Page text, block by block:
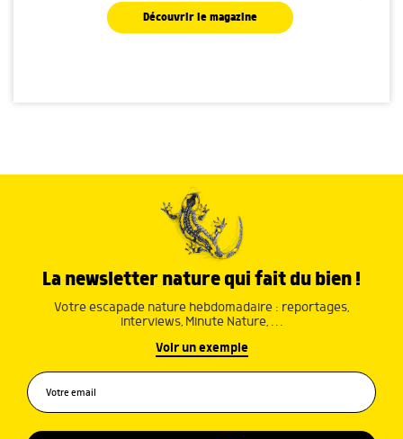
Découvrir le magazine
La newsletter nature qui fait du bien !
Votre escapade nature hebdomadaire : reportages,
interviews, Minute Nature, …
Voir un exemple